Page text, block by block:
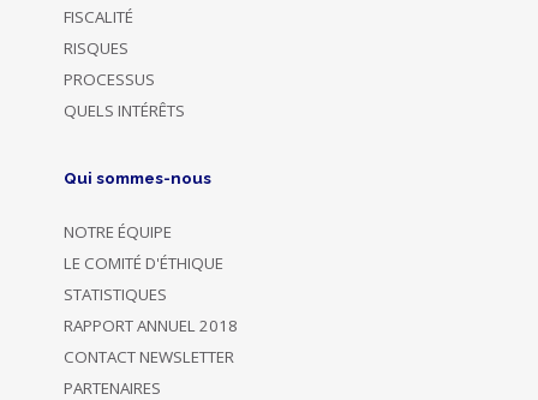
FISCALITÉ
RISQUES
PROCESSUS
QUELS INTÉRÊTS
Qui sommes-nous
NOTRE ÉQUIPE
LE COMITÉ D'ÉTHIQUE
STATISTIQUES
RAPPORT ANNUEL 2018
CONTACT NEWSLETTER
PARTENAIRES